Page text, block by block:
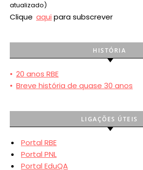
atualizado)
Clique aqui para subscrever
HISTÓRIA
• 20 anos RBE
• Breve história de quase 30 anos
LIGAÇÕES ÚTEIS
Portal RBE
Portal PNL
Portal EduQA